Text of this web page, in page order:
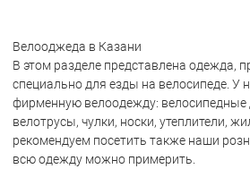
Велооджеда в Казани
В этом разделе представлена одежда,
специально для езды на велосипеде. У
фирменную велоодежду: велосипедные
велотрусы, чулки, носки, утеплители,
рекомендуем посетить также наши
всю одежду можно примерить.